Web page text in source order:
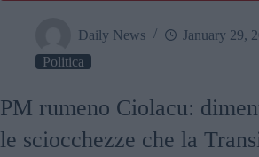
Daily News
January 29,
Politica
PM rumeno Ciolacu:
le sciocchezze che la